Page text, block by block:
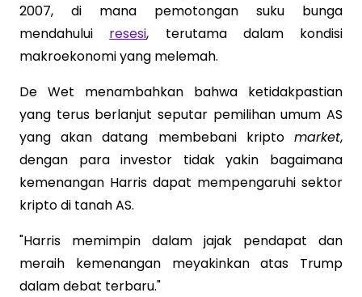
2007, di mana pemotongan suku bunga
mendahului resesi, terutama dalam kondisi
makroekonomi yang melemah.
De Wet menambahkan bahwa ketidakpastian
yang terus berlanjut seputar pemilihan umum AS
yang akan datang membebani kripto market,
dengan para investor tidak yakin bagaimana
kemenangan Harris dapat mempengaruhi sektor
kripto di tanah AS.
"Harris memimpin dalam jajak pendapat dan
meraih kemenangan meyakinkan atas Trump
dalam debat terbaru."